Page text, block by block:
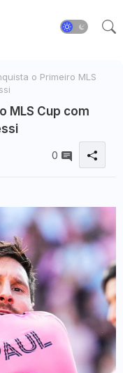
o Primeiro MLS
MLS Cup com
0